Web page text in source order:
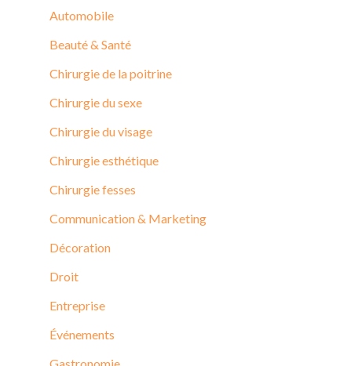
Automobile
Beauté & Santé
Chirurgie de la poitrine
Chirurgie du sexe
Chirurgie du visage
Chirurgie esthétique
Chirurgie fesses
Communication & Marketing
Décoration
Droit
Entreprise
Événements